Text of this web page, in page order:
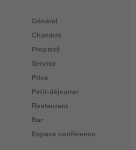
Général
Chambre
Propreté
Service
Price
Petit-déjeuner
Restaurant
Bar
Espace conférence